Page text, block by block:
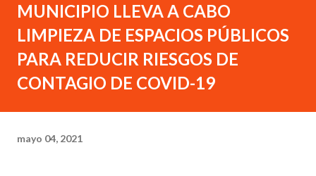
MUNICIPIO LLEVA A CABO
LIMPIEZA DE ESPACIOS PÚBLICOS
PARA REDUCIR RIESGOS DE
CONTAGIO DE COVID-19
mayo 04, 2021